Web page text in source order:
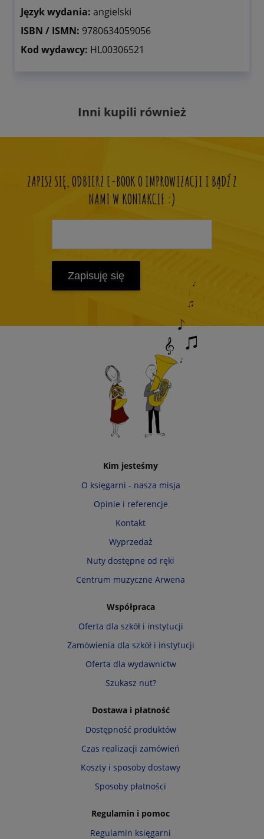
Język wydania: angielski
ISBN / ISMN: 9780634059056
Kod wydawcy: HL00306521
Inni kupili również
ZAPISZ SIĘ, ODBIERZ E-BOOK O IMPROWIZACJI I BĄDŹ Z
NAMI W KONTAKCIE :)
Zapisuję się
Kim jesteśmy
O księgarni - nasza misja
Opinie i referencje
Kontakt
Wyprzedaż
Nuty dostępne od ręki
Centrum muzyczne Arwena
Współpraca
Oferta dla szkół i instytucji
Zamówienia dla szkół i instytucji
Oferta dla wydawnictw
Szukasz nut?
Dostawa i płatność
Dostępność produktów
Czas realizacji zamówień
Koszty i sposoby dostawy
Sposoby płatności
Regulamin i pomoc
Regulamin księgarni